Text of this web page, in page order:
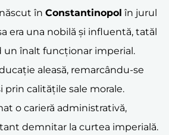
în Constantinopol în jurul
era una nobilă și influentă, tatăl
un înalt funcționar imperial.
aleasă, remarcându-se
prin calitățile sale morale.
o carieră administrativă,
demnitar la curtea imperială.